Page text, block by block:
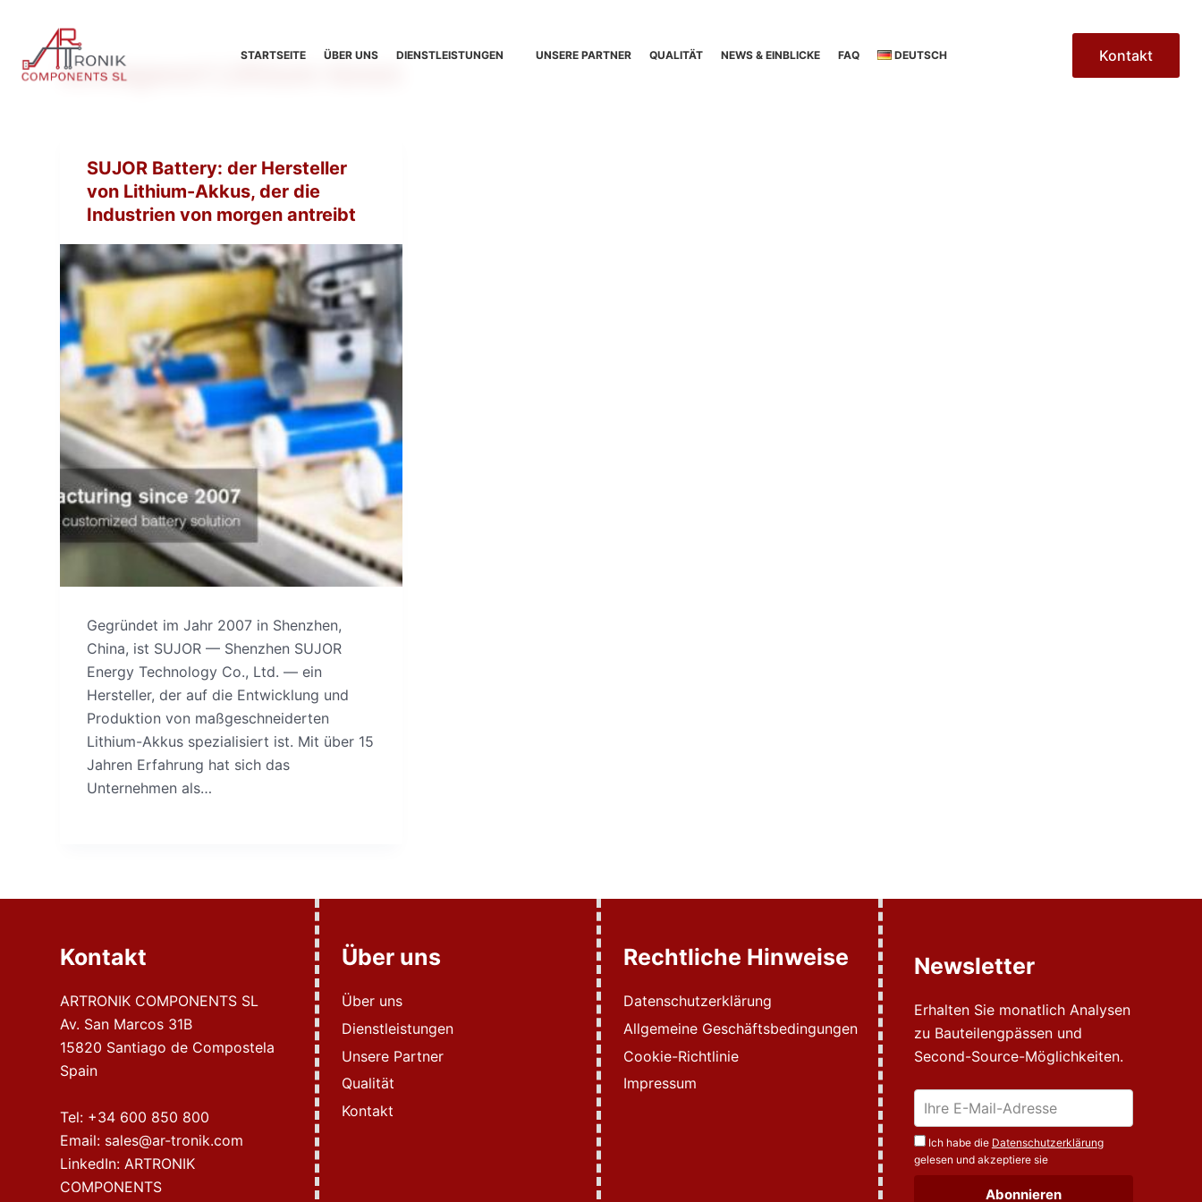
m
STARTSEITE ÜBER UNS DIENSTLEISTUNGEN UNSERE PARTNER QUALITÄT NEWS & EINBLICKE FAQ DEUTSCH Kontakt
Schlagwort
SUJOR Battery: der Hersteller
von Lithium-Akkus, der die
Industrien von morgen antreibt
Gegründet im Jahr 2007 in Shenzhen,
China, ist SUJOR — Shenzhen SUJOR
Energy Technology Co., Ltd. — ein
Hersteller, der auf die Entwicklung und
Produktion von maßgeschneiderten
Lithium-Akkus spezialisiert ist. Mit über 15
Jahren Erfahrung hat sich das
Unternehmen als…
Kontakt
ARTRONIK COMPONENTS SL
Av. San Marcos 31B
15820 Santiago de Compostela
Spain
Tel: +34 600 850 800
Email: sales@ar-tronik.com
LinkedIn:ARTRONIK
COMPONENTS
Über uns
Über uns
Dienstleistungen
Unsere Partner
Qualität
Kontakt
Rechtliche Hinweise
Datenschutzerklärung
Allgemeine Geschäftsbedingungen
Cookie-Richtlinie
Impressum
Newsletter
Erhalten Sie monatlich Analysen
zu Bauteilengpässen und
Second-Source-Möglichkeiten.
Ich habe die Datenschutzerklärung
gelesen und akzeptiere sie